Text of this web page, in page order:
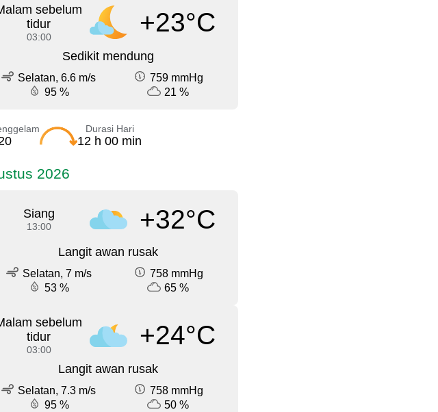
sebelum
tidur
03:00 +23°C
Sedikit mendung
Selatan, 6.6 m/s
759 mmHg
95 %
21 %
Durasi Hari
12 h 00 min
2026
Siang
13:00 +32°C
Langit awan rusak
Selatan, 7 m/s
758 mmHg
53 %
65 %
sebelum
tidur
03:00 +24°C
Langit awan rusak
Selatan, 7.3 m/s
758 mmHg
95 %
50 %